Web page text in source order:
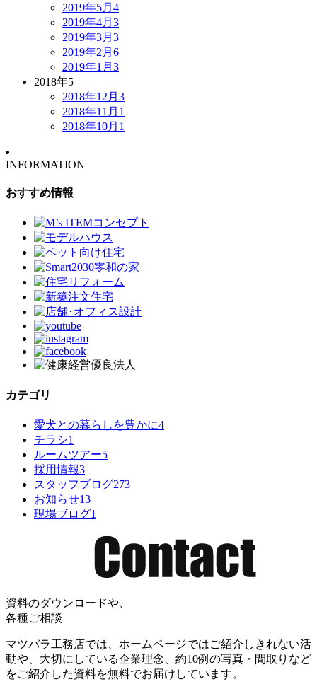
2019年5月 4
2019年4月 3
2019年3月 3
2019年2月 6
2019年1月 3
2018年5
2018年12月 3
2018年11月 1
2018年10月 1
INFORMATION
おすすめ情報
カテゴリ
愛犬との暮らしを豊かに4
チラシ1
ルームツアー5
採用情報3
スタッフブログ273
お知らせ13
現場ブログ1
資料のダウンロードや、
各種ご相談
マツバラ工務店では、ホームページではご紹介しきれない活
動や、大切にしている企業理念、約10例の写真・間取りなど
をご紹介した資料を無料でお届けしています。